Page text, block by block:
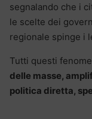
segnalando che i
le scelte dei
regionale spinge i
Tutti questi
delle masse,
politica diretta,